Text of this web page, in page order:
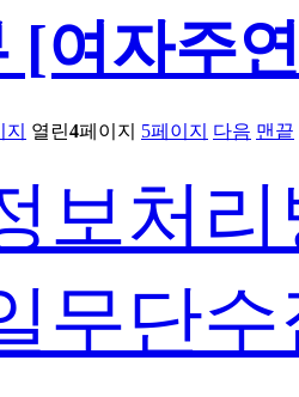
[여자주
열린4페이지 5페이지 다음 맨끝
보처
무단